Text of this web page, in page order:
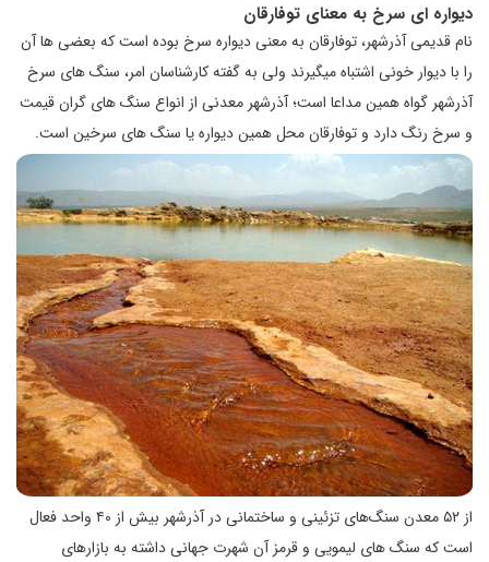
دیواره ای سرخ به معنای توفارقان
نام قدیمی آذرشهر، توفارقان به معنی دیواره سرخ بوده است که بعضی ها آن
را با دیوار خونی اشتباه میگیرند ولی به گفته کارشناسان امر، سنگ های سرخ
آذرشهر گواه همین مداعا است؛ آذرشهر معدنی از انواع سنگ های گران قیمت
و سرخ رنگ دارد و توفارقان محل همین دیواره یا سنگ های سرخین است.
از ۵۲ معدن سنگ‌های تزئینی و ساختمانی در آذرشهر بیش از ۴۰ واحد فعال
است که سنگ های لیمویی و قرمز آن شهرت جهانی داشته به بازارهای